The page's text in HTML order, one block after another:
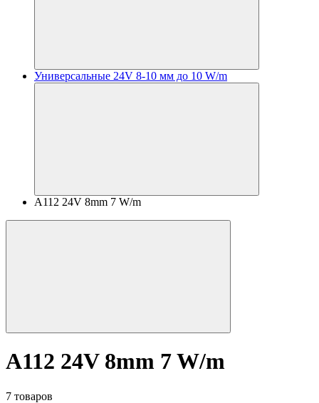
Универсальные 24V 8-10 мм до 10 W/m
A112 24V 8mm 7 W/m
A112 24V 8mm 7 W/m
7 товаров